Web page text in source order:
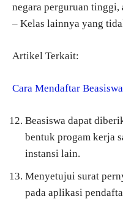
negara perguruan tinggi,
– Kelas lainnya yang
Artikel Terkait:
Cara Mendaftar
Beasiswa dapat
bentuk progam kerja
instansi lain.
Menyetujui surat
pada aplikasi